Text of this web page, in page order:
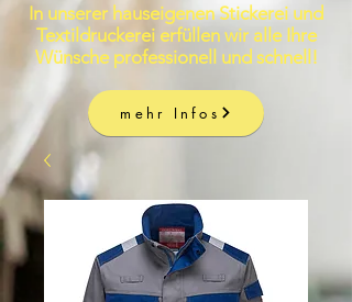
In unserer hauseigenen Stickerei und
Textildruckerei erfüllen wir alle Ihre
Wünsche professionell und schnell!
mehr Infos